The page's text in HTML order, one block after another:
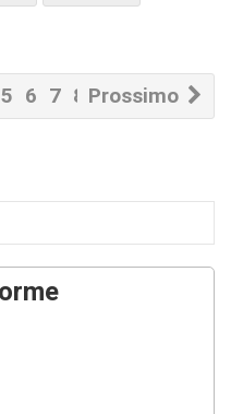
Prossimo
5 6 7 8 9 10 11